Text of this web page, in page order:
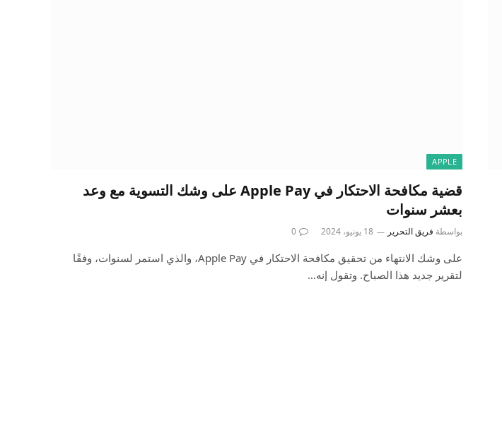
APPLE
قضية مكافحة الاحتكار في Apple Pay على وشك التسوية مع وعد
بعشر سنوات
بواسطة فريق التحرير 18 يونيو، 2024 0
على وشك الانتهاء من تحقيق مكافحة الاحتكار في Apple Pay، والذي استمر لسنوات، وفقًا
لتقرير جديد هذا الصباح. وتقول إنه…